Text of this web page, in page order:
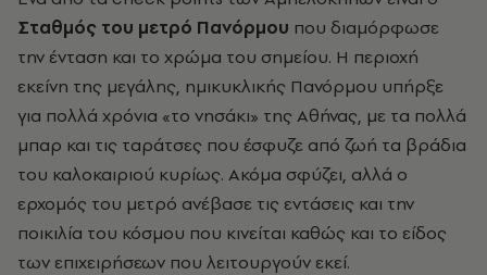
Σταθμός του μετρό Πανόρμου που διαμόρφωσε
την ένταση και το χρώμα του σημείου. Η περιοχή
εκείνη της μεγάλης, ημικυκλικής Πανόρμου υπήρξε
για πολλά χρόνια «το νησάκι» της Αθήνας, με τα πολλά
μπαρ και τις ταράτσες που έσφυζε από ζωή τα βράδια
του καλοκαιριού κυρίως. Ακόμα σφύζει, αλλά ο
ερχομός του μετρό ανέβασε τις εντάσεις και την
ποικιλία του κόσμου που κινείται καθώς και το είδος
των επιχειρήσεων που λειτουργούν εκεί.